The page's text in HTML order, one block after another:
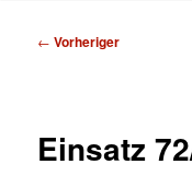
Beitragsnavigation
← Vorheriger
Einsatz